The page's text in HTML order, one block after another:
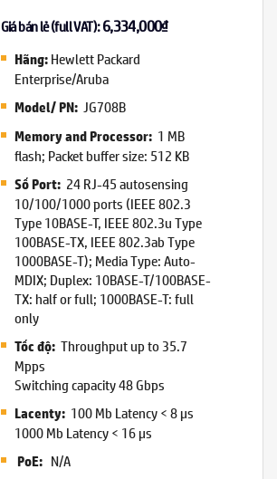
Giá bán lẻ (full VAT):6,334,000₫
Hãng:Hewlett Packard
Enterprise/Aruba
Model/ PN: JG708B
Memory and Processor: 1 MB
flash; Packet buffer size: 512 KB
Số Port: 24 RJ-45 autosensing
10/100/1000 ports (IEEE 802.3
Type 10BASE-T, IEEE 802.3u Type
100BASE-TX, IEEE 802.3ab Type
1000BASE-T); Media Type: Auto-
MDIX; Duplex: 10BASE-T/100BASE-
TX: half or full; 1000BASE-T: full
only
Tốc độ: Throughput up to 35.7
Mpps
Switching capacity 48 Gbps
Lacenty: 100 Mb Latency < 8 µs
1000 Mb Latency < 16 µs
PoE: N/A